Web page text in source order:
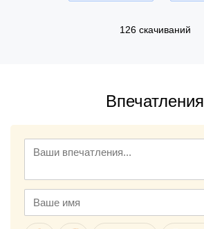
126 скачиваний
Впечатления